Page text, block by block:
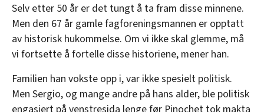
Selv etter 50 år er det tungt å ta fram disse minnene.
Men den 67 år gamle fagforeningsmannen er opptatt
av historisk hukommelse. Om vi ikke skal glemme, må
vi fortsette å fortelle disse historiene, mener han.
Familien han vokste opp i, var ikke spesielt politisk.
Men Sergio, og mange andre på hans alder, ble politisk